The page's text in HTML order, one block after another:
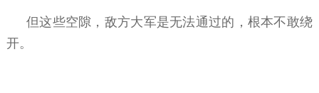
但这些空隙，敌方大军是无法通过的，根本不敢绕
开。